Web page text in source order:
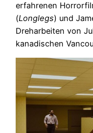
erfahrenen
(Longlegs) und
Dreharbeiten von
kanadischen